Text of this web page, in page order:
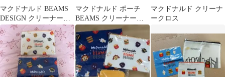
マクドナルド BEAMS
DESIGN クリーナーク
ロス 2025 福袋
マクドナルド ポーチ
BEAMS クリーナーク
ロス 福袋 2025 マック
マクドナルド クリーナ
ークロス